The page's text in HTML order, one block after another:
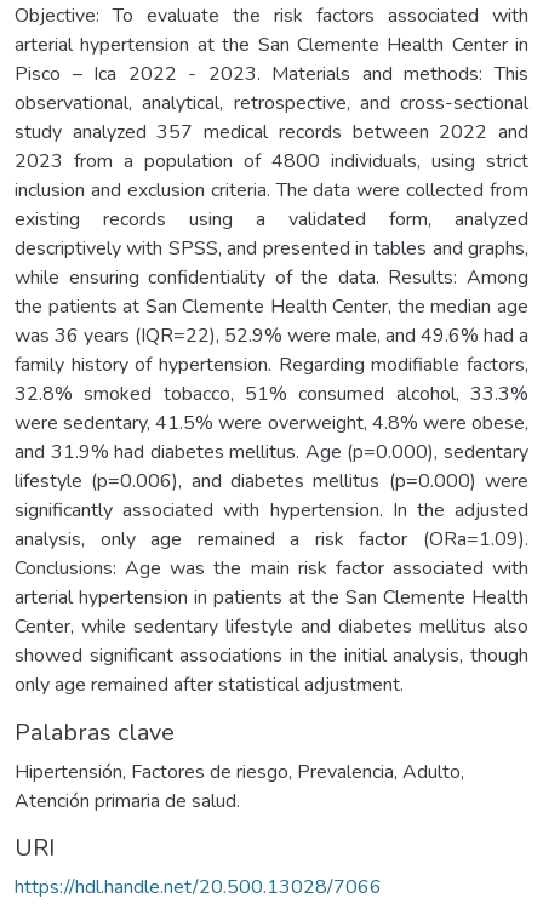
Objective: To evaluate the risk factors associated with
arterial hypertension at the San Clemente Health Center in
Pisco – Ica 2022 - 2023. Materials and methods: This
observational, analytical, retrospective, and cross-sectional
study analyzed 357 medical records between 2022 and
2023 from a population of 4800 individuals, using strict
inclusion and exclusion criteria. The data were collected from
existing records using a validated form, analyzed
descriptively with SPSS, and presented in tables and graphs,
while ensuring confidentiality of the data. Results: Among
the patients at San Clemente Health Center, the median age
was 36 years (IQR=22), 52.9% were male, and 49.6% had a
family history of hypertension. Regarding modifiable factors,
32.8% smoked tobacco, 51% consumed alcohol, 33.3%
were sedentary, 41.5% were overweight, 4.8% were obese,
and 31.9% had diabetes mellitus. Age (p=0.000), sedentary
lifestyle (p=0.006), and diabetes mellitus (p=0.000) were
significantly associated with hypertension. In the adjusted
analysis, only age remained a risk factor (ORa=1.09).
Conclusions: Age was the main risk factor associated with
arterial hypertension in patients at the San Clemente Health
Center, while sedentary lifestyle and diabetes mellitus also
showed significant associations in the initial analysis, though
only age remained after statistical adjustment.
Palabras clave
Hipertensión, Factores de riesgo, Prevalencia, Adulto,
Atención primaria de salud.
URI
https://hdl.handle.net/20.500.13028/7066